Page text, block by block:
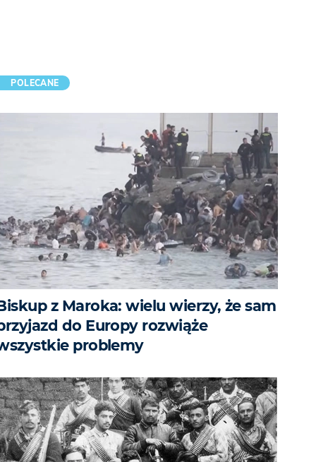
POLECANE
z Maroka: wielu wierzy, że sam
do Europy rozwiąże
problemy